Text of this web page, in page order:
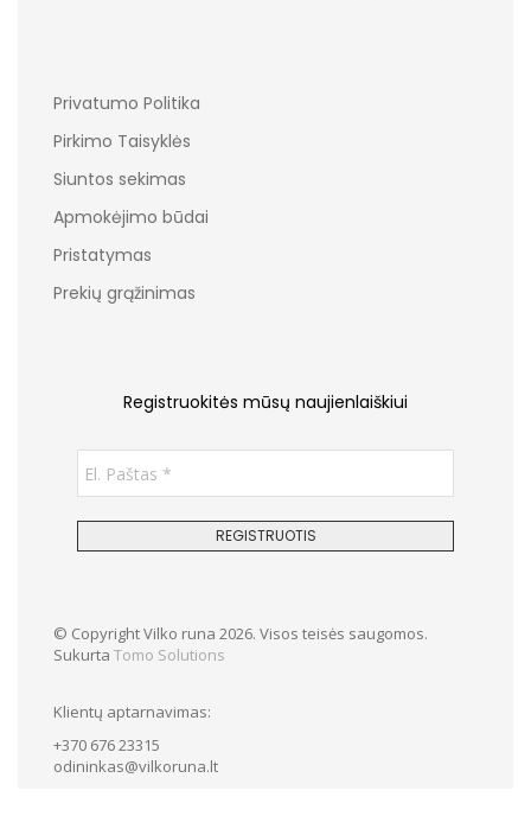
Privatumo Politika
Pirkimo Taisyklės
Siuntos sekimas
Apmokėjimo būdai
Pristatymas
Prekių grąžinimas
Registruokitės mūsų naujienlaiškiui
© Copyright Vilko runa 2026. Visos teisės saugomos.
Sukurta Tomo Solutions
Klientų aptarnavimas:
+370 676 23315
odininkas@vilkoruna.lt